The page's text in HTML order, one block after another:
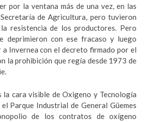
por la ventana más de una vez, en las
de Agricultura, pero tuvieron
resistencia de los productores. Pero
deprimieron con ese fracaso y luego
Invernea con el decreto firmado por el
la prohibición que regía desde 1973 de
la cara visible de Oxigeno y Tecnología
Parque Industrial de General Güemes
de los contratos de oxígeno